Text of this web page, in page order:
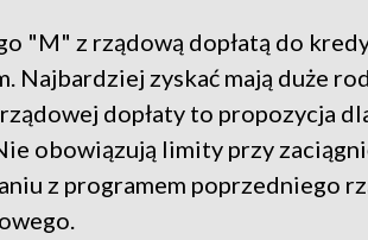
"M" z rządową dopłatą do
Najbardziej zyskać mają duże
dopłaty to propozycja
obowiązują limity przy
z programem poprzedniego